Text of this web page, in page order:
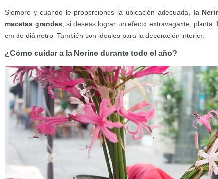
Siempre y cuando le proporciones la ubicación adecuada, la
macetas grandes; si deseas lograr un efecto extravagante, planta
cm de diámetro. También son ideales para la decoración interior.
¿Cómo cuidar a la Nerine durante todo el año?